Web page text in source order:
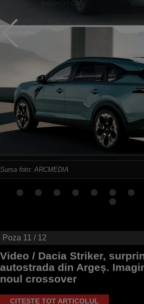
Sursa foto: ARCMEDIA
Poza 11 / 12
Video / Dacia Striker,
autostrada din Argeș.
noul crossover
CITEȘTE TOT ARTICOLUL